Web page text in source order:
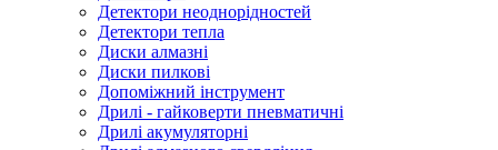
Детектори неоднорідностей
Детектори тепла
Диски алмазні
Диски пилкові
Допоміжний інструмент
Дрилі - гайковерти пневматичні
Дрилі акумуляторні